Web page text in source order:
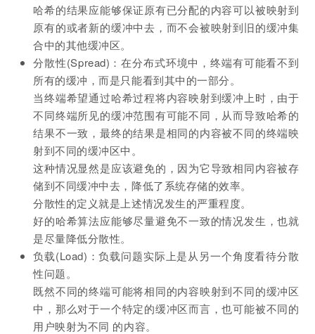
哈希的结果应能够保证原有已分配的内容可以被映射到
原有的或者新的缓冲中去，而不会被映射到旧的缓冲集
合中的其他缓冲区。
分散性(Spread)：在分布式环境中，终端有可能看不到
所有的缓冲，而是只能看到其中的一部分。
当终端希望通过哈希过程将内容映射到缓冲上时，由于
不同终端所见的缓冲范围有可能不同，从而导致哈希的
结果不一致，最终的结果是相同的内容被不同的终端映
射到不同的缓冲区中。
这种情况显然是应该避免的，因为它导致相同内容被存
储到不同缓冲中去，降低了系统存储的效率。
分散性的定义就是上述情况发生的严重程度。
好的哈希算法应能够尽量避免不一致的情况发生，也就
是尽量降低分散性。
负载(Load)：负载问题实际上是从另一个角度看待分散
性问题。
既然不同的终端可能将相同的内容映射到不同的缓冲区
中，那么对于一个特定的缓冲区而言，也可能被不同的
用户映射为不同 的内容。